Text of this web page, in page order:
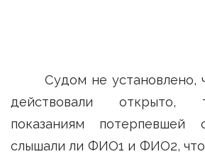
Судом не установлено,
действовали открыто,
показаниям
слышали ли ФИО1 и ФИО2, что